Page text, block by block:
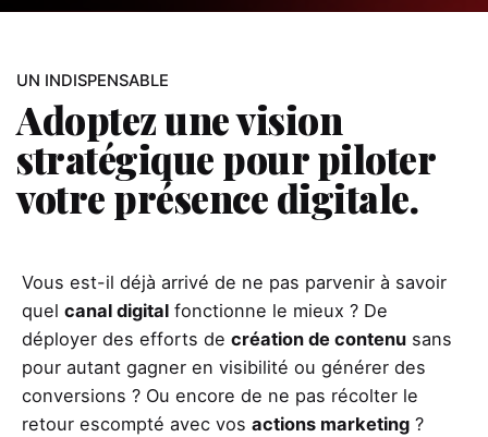
UN INDISPENSABLE
Adoptez une vision
stratégique pour piloter
votre présence digitale.
Vous est-il déjà arrivé de ne pas parvenir à savoir
quel canal digital fonctionne le mieux ? De
déployer des efforts de création de contenu sans
pour autant gagner en visibilité ou générer des
conversions ? Ou encore de ne pas récolter le
retour escompté avec vos actions marketing ?